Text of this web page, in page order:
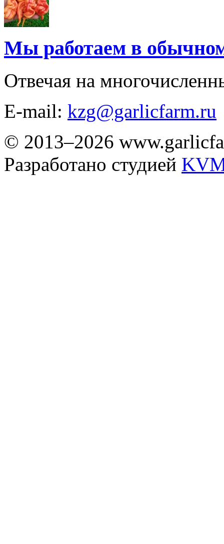
Мы работаем в
Отвечая на
E-mail: kzg@garlicfarm.ru
© 2013–2026
Разработано студией